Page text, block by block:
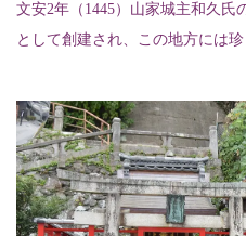
文安2年（1445）山家城主和久氏
として創建され、この地方には
本堂の西側に...